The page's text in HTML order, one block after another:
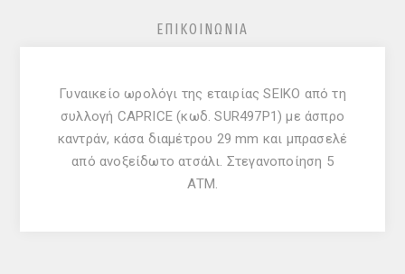
ΕΠΙΚΟΙΝΩΝΊΑ
Γυναικείο ωρολόγι της εταιρίας SEIKO από τη
συλλογή CAPRICE (κωδ. SUR497P1) με άσπρο
καντράν, κάσα διαμέτρου 29 mm και μπρασελέ
από ανοξείδωτο ατσάλι. Στεγανοποίηση 5
ΑΤΜ.